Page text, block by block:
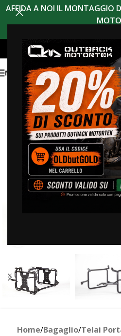
AFFIDA A NOI IL MONTAGGIO
MOTO
MENU
sconto 20% codice
OLDBUTGOLD
Home/Bagaglio/Telai